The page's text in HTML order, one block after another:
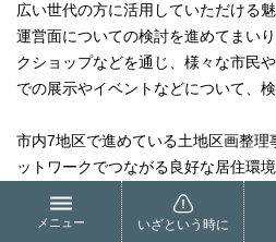
広い世代の方に活用していただける
運営面についての検討を進めてまい
クショップなどを通じ、様々な市民
での展示やイベントなどについて、
市内7地区で進めている土地区画整理
ットワークでつながる良好な居住環
全安心で快適に暮らせるまちづくり
排水の整備等を優先的に進めていく
メニュー いざという時に